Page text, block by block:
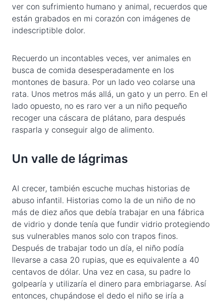
ver con sufrimiento humano y animal, recuerdos que
están grabados en mi corazón con imágenes de
indescriptible dolor.
Recuerdo un incontables veces, ver animales en
busca de comida desesperadamente en los
montones de basura. Por un lado veo colarse una
rata. Unos metros más allá, un gato y un perro. En el
lado opuesto, no es raro ver a un niño pequeño
recoger una cáscara de plátano, para después
rasparla y conseguir algo de alimento.
Un valle de lágrimas
Al crecer, también escuche muchas historias de
abuso infantil. Historias como la de un niño de no
más de diez años que debía trabajar en una fábrica
de vidrio y donde tenía que fundir vidrio protegiendo
sus vulnerables manos solo con trapos finos.
Después de trabajar todo un día, el niño podía
llevarse a casa 20 rupias, que es equivalente a 40
centavos de dólar. Una vez en casa, su padre lo
golpearía y utilizaría el dinero para embriagarse. Así
entonces, chupándose el dedo el niño se iría a